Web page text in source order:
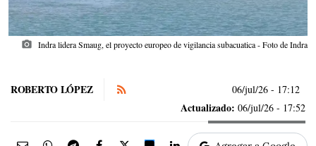
photo_camera Indra lidera Smaug, el proyecto europeo de vigilancia subacuatica - Foto de Indra
ROBERTO LÓPEZ 06/jul/26 - 17:12
Actualizado: 06/jul/26 - 17:52